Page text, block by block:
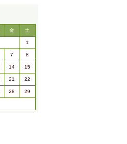
金 土
1
7 8
14 15
21 22
28 29